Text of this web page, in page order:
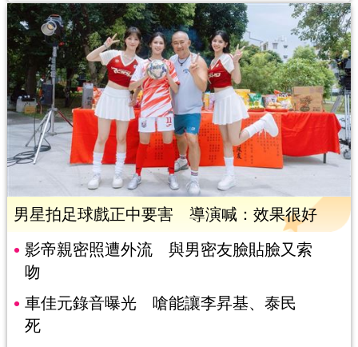
男星拍足球戲正中要害 導演喊：效果很好
影帝親密照遭外流 與男密友臉貼臉又索
吻
車佳元錄音曝光 嗆能讓李昇基、泰民
死